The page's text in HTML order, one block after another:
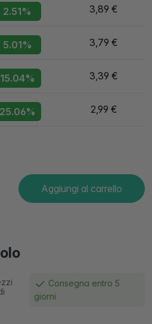
2.51% 3,89 €
5.01% 3,79 €
15.04% 3,39 €
25.06% 2,99 €
Aggiungi al carrello
Consegna entro 5
giorni